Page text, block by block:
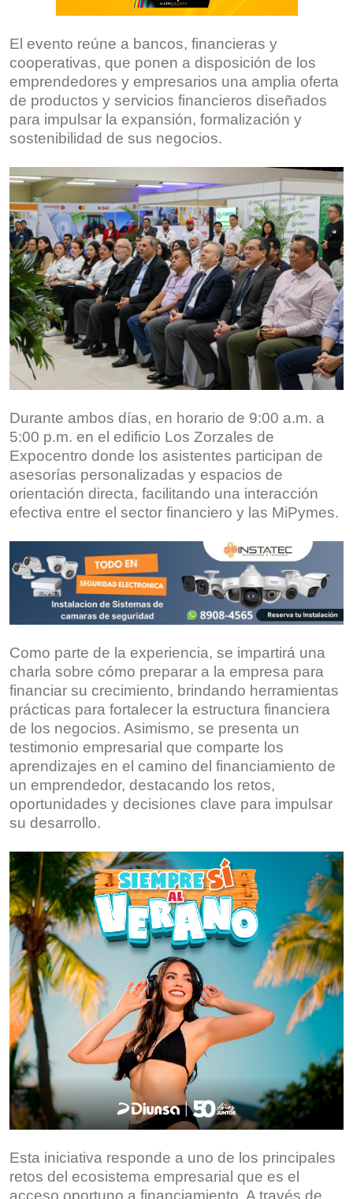
El evento reúne a bancos, financieras y
cooperativas, que ponen a disposición de los
emprendedores y empresarios una amplia oferta
de productos y servicios financieros diseñados
para impulsar la expansión, formalización y
sostenibilidad de sus negocios.
Durante ambos días, en horario de 9:00 a.m. a
5:00 p.m. en el edificio Los Zorzales de
Expocentro donde los asistentes participan de
asesorías personalizadas y espacios de
orientación directa, facilitando una interacción
efectiva entre el sector financiero y las MiPymes.
Como parte de la experiencia, se impartirá una
charla sobre cómo preparar a la empresa para
financiar su crecimiento, brindando herramientas
prácticas para fortalecer la estructura financiera
de los negocios. Asimismo, se presenta un
testimonio empresarial que comparte los
aprendizajes en el camino del financiamiento de
un emprendedor, destacando los retos,
oportunidades y decisiones clave para impulsar
su desarrollo.
Esta iniciativa responde a uno de los principales
retos del ecosistema empresarial que es el
acceso oportuno a financiamiento. A través de